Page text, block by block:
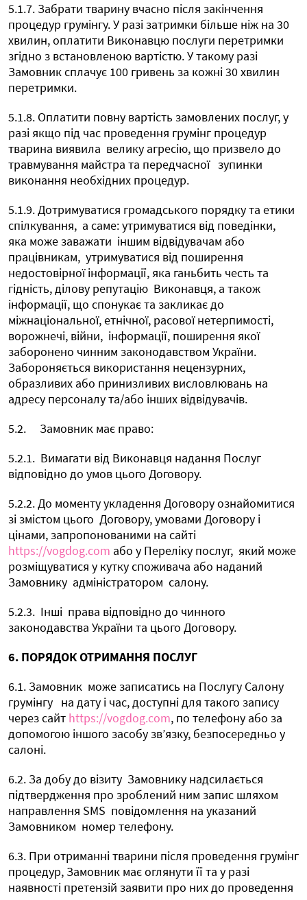
5.1.7. Забрати тварину вчасно після закінчення
процедур грумінгу. У разі затримки більше ніж на 30
хвилин, оплатити Виконавцю послуги перетримки
згідно з встановленою вартістю. У такому разі
Замовник сплачує 100 гривень за кожні 30 хвилин
перетримки.
5.1.8. Оплатити повну вартість замовлених послуг, у
разі якщо під час проведення грумінг процедур
тварина виявила велику агресію, що призвело до
травмування майстра та передчасної зупинки
виконання необхідних процедур.
5.1.9. Дотримуватися громадського порядку та етики
спілкування, а саме: утримуватися від поведінки,
яка може заважати іншим відвідувачам або
працівникам, утримуватися від поширення
недостовірної інформації, яка ганьбить честь та
гідність, ділову репутацію Виконавця, а також
інформації, що спонукає та закликає до
міжнаціональної, етнічної, расової нетерпимості,
ворожнечі, війни, інформації, поширення якої
заборонено чинним законодавством України.
Забороняється використання нецензурних,
образливих або принизливих висловлювань на
адресу персоналу та/або інших відвідувачів.
5.2.
Замовник має право:
5.2.1. Вимагати від Виконавця надання Послуг
відповідно до умов цього Договору.
5.2.2. До моменту укладення Договору ознайомитися
зі змістом цього Договору, умовами Договору і
цінами, запропонованими на сайті
https://vogdog.com або у Переліку послуг, який може
розміщуватися у кутку споживача або наданий
Замовнику адміністратором салону.
5.2.3. Інші права відповідно до чинного
законодавства України та цього Договору.
6. ПОРЯДОК ОТРИМАННЯ ПОСЛУГ
6.1. Замовник може записатись на Послугу Салону
грумінгу на дату і час, доступні для такого запису
через сайт https://vogdog.com, по телефону або за
допомогою іншого засобу зв’язку, безпосередньо у
салоні.
6.2. За добу до візиту Замовнику надсилається
підтвердження про зроблений ним запис шляхом
направлення SMS повідомлення на указаний
Замовником номер телефону.
6.3. При отриманні тварини після проведення грумінг
процедур, Замовник має оглянути її та у разі
наявності претензій заявити про них до проведення